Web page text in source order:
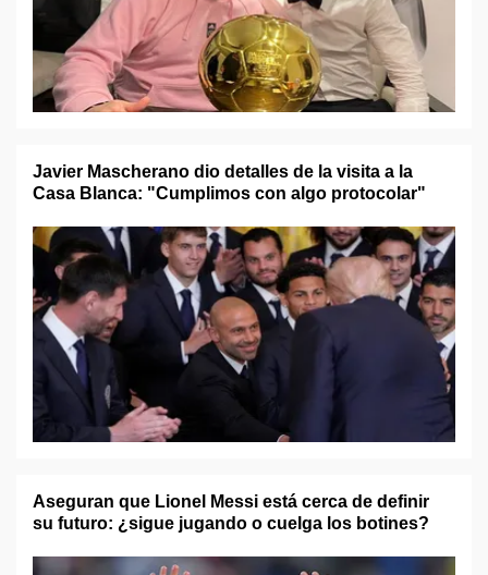
Javier Mascherano dio detalles de la visita a la
Casa Blanca: "Cumplimos con algo protocolar"
Aseguran que Lionel Messi está cerca de definir
su futuro: ¿sigue jugando o cuelga los botines?